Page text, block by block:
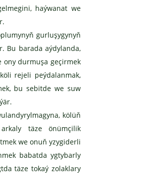
haýwanat we
gurluşygynyň
Bu barada aýdylanda,
ony durmuşa geçirmek
rejeli peýdalanmak,
bu sebitde we suw
kölüň
täze önümçilik
we onuň yzygiderli
babatda ygtybarly
täze tokaý zolaklary